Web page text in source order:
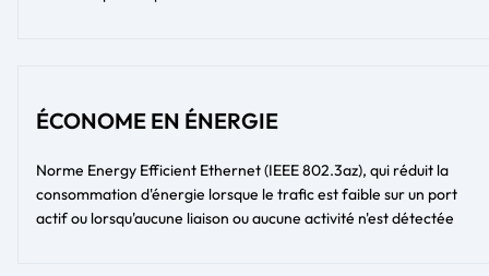
ÉCONOME EN ÉNERGIE
Norme Energy Efficient Ethernet (IEEE 802.3az), qui réduit la
consommation d'énergie lorsque le trafic est faible sur un port
actif ou lorsqu'aucune liaison ou aucune activité n'est détectée